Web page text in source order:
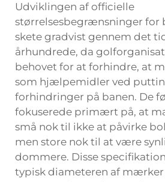
Udviklingen af officielle
størrelsesbegrænsninger
skete gradvist gennem det
århundrede, da
behovet for at forhindre, at
som hjælpemidler ved
forhindringer på banen. De
fokuserede primært på, at
små nok til ikke at påvirke
men store nok til at være
dommere. Disse
typisk diameteren af mærker